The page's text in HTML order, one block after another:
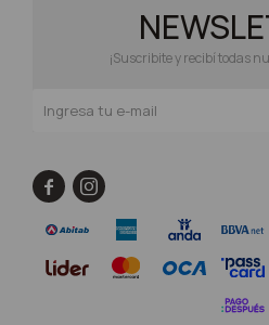
¡Suscribite y recibí todas
 